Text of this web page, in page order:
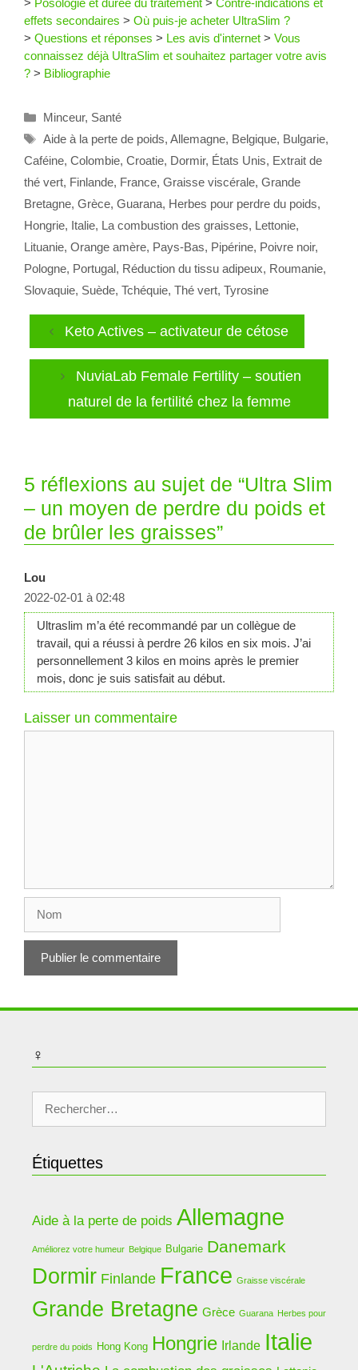
effets secondaires > Où puis-je acheter UltraSlim ?
> Questions et réponses > Les avis d'internet > Vous
connaissez déjà UltraSlim et souhaitez partager votre avis
? > Bibliographie
Catégories
Minceur, Santé
Étiquettes
Aide à la perte de poids, Allemagne, Belgique, Bulgarie,
Caféine, Colombie, Croatie, Dormir, États Unis, Extrait de
thé vert, Finlande, France, Graisse viscérale, Grande
Bretagne, Grèce, Guarana, Herbes pour perdre du poids,
Hongrie, Italie, La combustion des graisses, Lettonie,
Lituanie, Orange amère, Pays-Bas, Pipérine, Poivre noir,
Pologne, Portugal, Réduction du tissu adipeux, Roumanie,
Slovaquie, Suède, Tchéquie, Thé vert, Tyrosine
Keto Actives – activateur de cétose
NuviaLab Female Fertility – soutien
naturel de la fertilité chez la femme
5 réflexions au sujet de “Ultra Slim
– un moyen de perdre du poids et
de brûler les graisses”
Lou
2022-02-01 à 02:48
Ultraslim m’a été recommandé par un collègue de
travail, qui a réussi à perdre 26 kilos en six mois. J’ai
personnellement 3 kilos en moins après le premier
mois, donc je suis satisfait au début.
Laisser un commentaire
♀
Rechercher :
Étiquettes
Aide à la perte de poids Allemagne
Améliorez votre humeur Belgique Bulgarie Danemark
Dormir Finlande France Graisse viscérale
Grande Bretagne Grèce Guarana Herbes pour
perdre du poids Hong Kong Hongrie Irlande Italie